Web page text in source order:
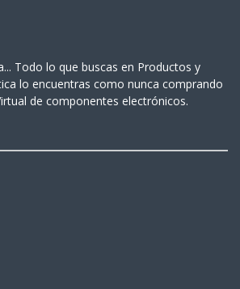
Todo lo que buscas en Productos y
lo encuentras como nunca comprando
de componentes electrónicos.